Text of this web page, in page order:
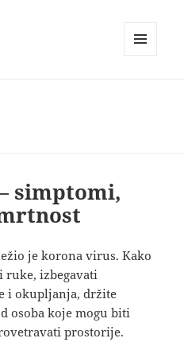
simptomi,
je korona virus. Kako
ruke, izbegavati
i okupljanja, držite
osoba koje mogu biti
prostorije.